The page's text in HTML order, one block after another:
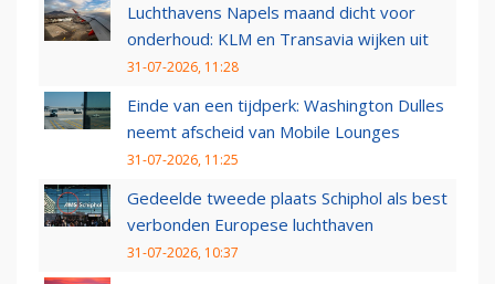
Luchthavens Napels maand dicht voor
onderhoud: KLM en Transavia wijken uit
31-07-2026, 11:28
Einde van een tijdperk: Washington Dulles
neemt afscheid van Mobile Lounges
31-07-2026, 11:25
Gedeelde tweede plaats Schiphol als best
verbonden Europese luchthaven
31-07-2026, 10:37